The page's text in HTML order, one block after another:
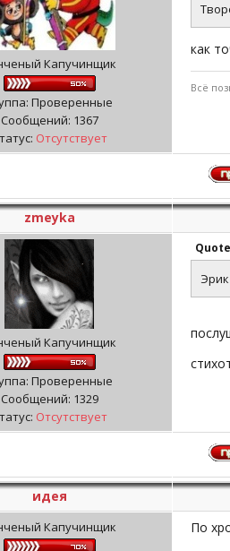
Капучинщик
Проверенные
Сообщений: 1367
Отсутствует
как
Всё
zmeyka
Капучинщик
Проверенные
Сообщений: 1329
Отсутствует
Quote
идея
Капучинщик
По